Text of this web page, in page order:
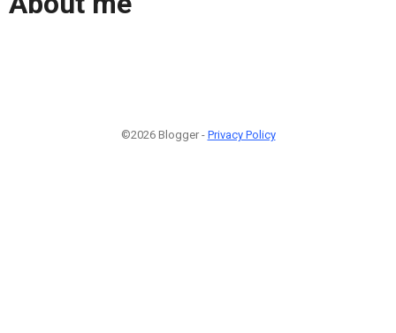
©2026 Blogger - Privacy Policy